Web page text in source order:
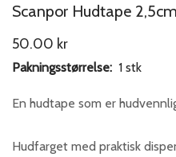
Scanpor Hudtape
50.00 kr
Pakningsstørrelse: 1 stk
En hudtape som er
Hudfarget med praktisk